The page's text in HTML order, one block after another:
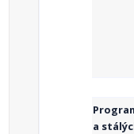
a